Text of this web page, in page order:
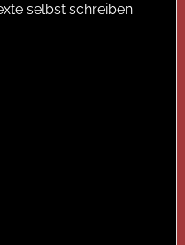
selbst schreiben